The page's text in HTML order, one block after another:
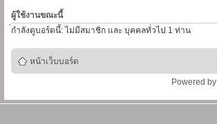
ผู้ใช้งานขณะนี้
่กำลังดูบอร์ดนี้: ไม่มีสมาชิก และ บุคคลทั่วไป 1 ท่าน
หน้าเว็บบอร์ด
Powered by